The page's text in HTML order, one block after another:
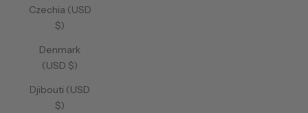
Czechia (USD
$)
Denmark
(USD $)
Djibouti (USD
$)